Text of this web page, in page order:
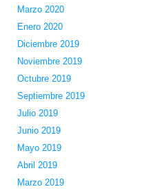
Marzo 2020
Enero 2020
Diciembre 2019
Noviembre 2019
Octubre 2019
Septiembre 2019
Julio 2019
Junio 2019
Mayo 2019
Abril 2019
Marzo 2019